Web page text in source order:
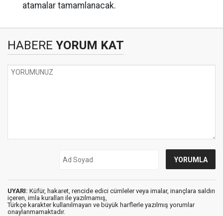
atamalar tamamlanacak.
HABERE YORUM KAT
UYARI: Küfür, hakaret, rencide edici cümleler veya imalar, inançlara saldırı
içeren, imla kuralları ile yazılmamış,
Türkçe karakter kullanılmayan ve büyük harflerle yazılmış yorumlar
onaylanmamaktadır.